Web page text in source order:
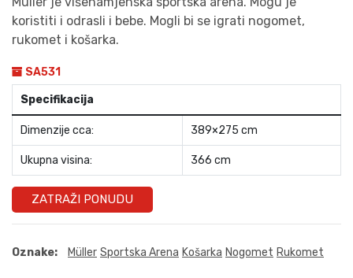
koristiti i odrasli i bebe. Mogli bi se igrati nogomet,
rukomet i košarka.
SA531
Specifikacija
Dimenzije cca: 389×275 cm
Ukupna visina: 366 cm
ZATRAŽI PONUDU
Oznake: Müller Sportska Arena Košarka Nogomet Rukomet